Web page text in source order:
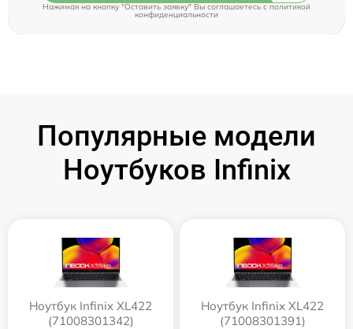
Нажимая на кнопку "Оставить заявку" Вы соглашаетесь cполитикой
конфиденциальности
Популярные модели
Ноутбуков Infinix
Ноутбук Infinix XL422
(71008301342)
Ноутбук Infinix XL422
(71008301391)